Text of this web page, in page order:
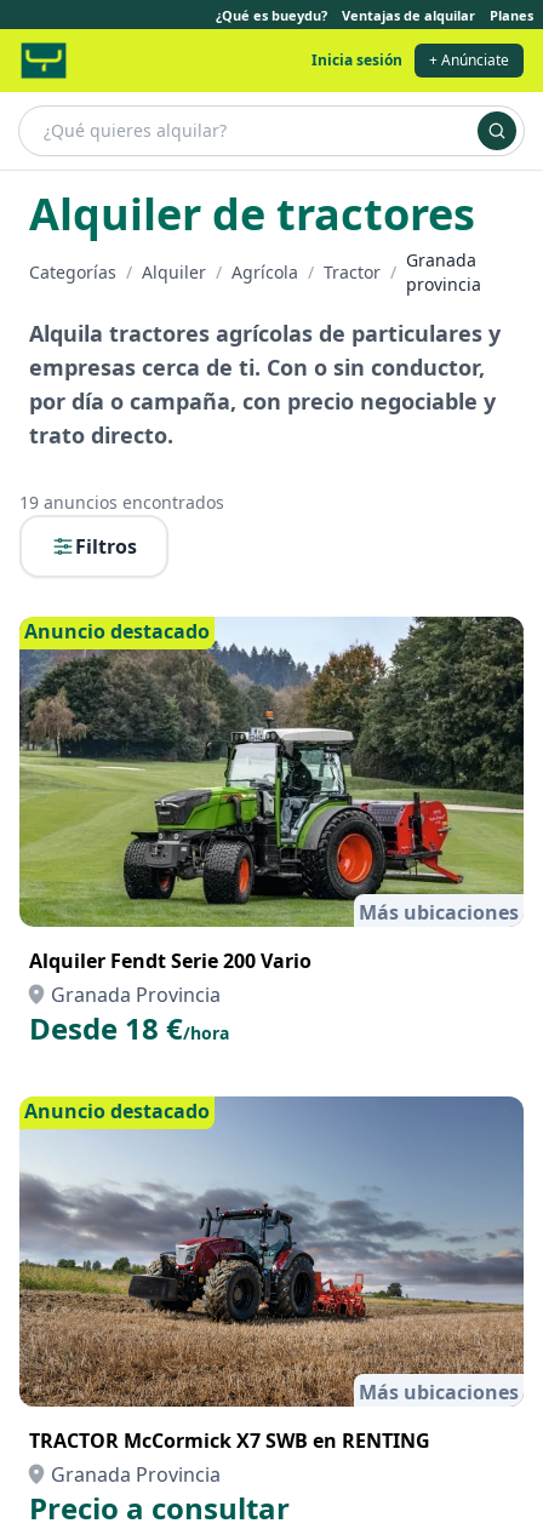
¿Qué es bueydu? Ventajas de alquilar Planes
Inicia sesión + Anúnciate
Alquiler de tractores
Categorías / Alquiler / Agrícola / Tractor /
Granada
provincia
Alquila tractores agrícolas de particulares y
empresas cerca de ti. Con o sin conductor,
por día o campaña, con precio negociable y
trato directo.
19 anuncios encontrados
Filtros
Anuncio destacado
Más ubicaciones
Alquiler Fendt Serie 200 Vario
Granada Provincia
Desde 18 €/hora
Anuncio destacado
Más ubicaciones
TRACTOR McCormick X7 SWB en RENTING
Granada Provincia
Precio a consultar